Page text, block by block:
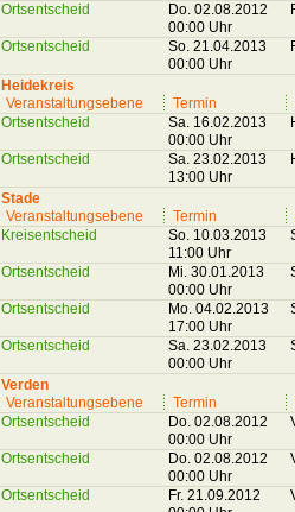
Ortsentscheid
Do. 02.08.2012
00:00 Uhr
Ortsentscheid
So. 21.04.2013
00:00 Uhr
Heidekreis
Veranstaltungsebene
Termin
Ortsentscheid
Sa. 16.02.2013
00:00 Uhr
Ortsentscheid
Sa. 23.02.2013
13:00 Uhr
Stade
Veranstaltungsebene
Termin
Kreisentscheid
So. 10.03.2013
11:00 Uhr
Ortsentscheid
Mi. 30.01.2013
00:00 Uhr
Ortsentscheid
Mo. 04.02.2013
17:00 Uhr
Ortsentscheid
Sa. 23.02.2013
00:00 Uhr
Verden
Veranstaltungsebene
Termin
Ortsentscheid
Do. 02.08.2012
00:00 Uhr
Ortsentscheid
Do. 02.08.2012
00:00 Uhr
Ortsentscheid
Fr. 21.09.2012